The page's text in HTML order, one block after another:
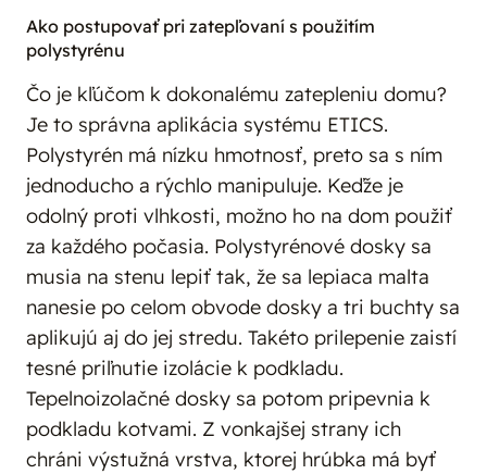
Ako postupovať pri zatepľovaní s použitím
polystyrénu
Čo je kľúčom k dokonalému zatepleniu domu?
Je to správna aplikácia systému ETICS.
Polystyrén má nízku hmotnosť, preto sa s ním
jednoducho a rýchlo manipuluje. Keďže je
odolný proti vlhkosti, možno ho na dom použiť
za každého počasia. Polystyrénové dosky sa
musia na stenu lepiť tak, že sa lepiaca malta
nanesie po celom obvode dosky a tri buchty sa
aplikujú aj do jej stredu. Takéto prilepenie zaistí
tesné priľnutie izolácie k podkladu.
Tepelnoizolačné dosky sa potom pripevnia k
podkladu kotvami. Z vonkajšej strany ich
chráni výstužná vrstva, ktorej hrúbka má byť